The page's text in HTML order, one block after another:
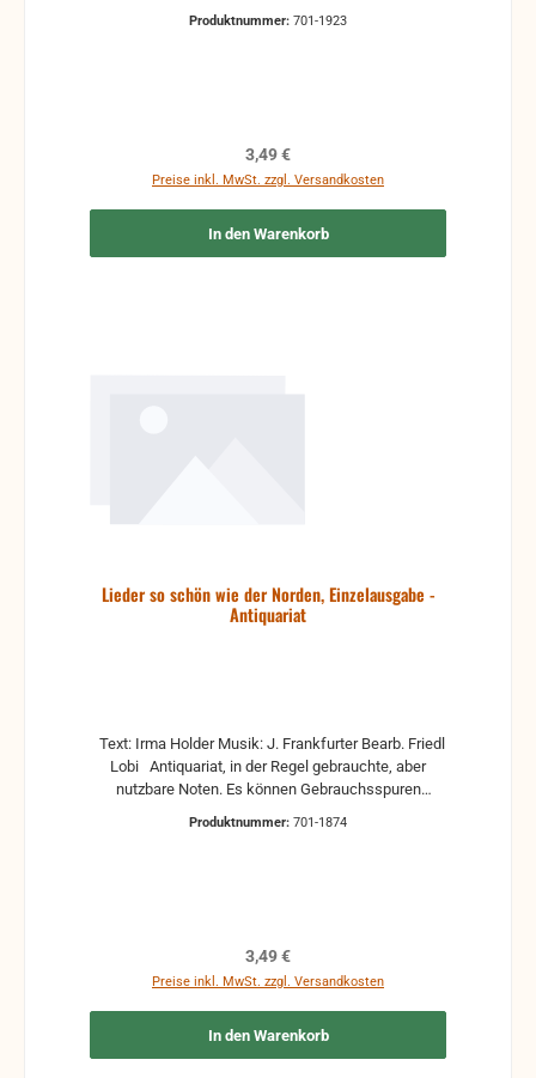
Gebrauchsspuren vorhanden sein, z.B.:
Produktnummer: 701-1923
Regulärer Preis:
3,49 €
Preise inkl. MwSt. zzgl. Versandkosten
In den Warenkorb
Lieder so schön wie der Norden, Einzelausgabe -
Antiquariat
Lobi Antiquariat, in der Regel gebrauchte, aber
nutzbare Noten. Es können Gebrauchsspuren
vorhanden sein, z.B.: handschriftliche Markierungen,
Produktnummer: 701-1874
Regulärer Preis:
3,49 €
Preise inkl. MwSt. zzgl. Versandkosten
In den Warenkorb